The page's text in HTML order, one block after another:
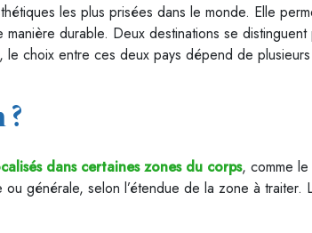
les plus prisées dans le monde. Elle
durable. Deux destinations se
choix entre ces deux pays dépend de
?
dans certaines zones du corps, comme
générale, selon l’étendue de la zone à